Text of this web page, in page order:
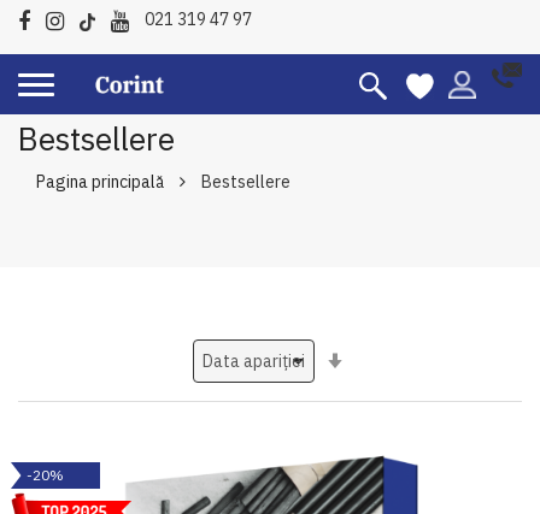
021 319 47 97
Bestsellere
Pagina principală Bestsellere
-20%